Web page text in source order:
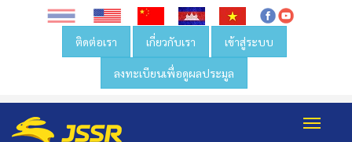
ติดต่อเรา เกี่ยวกับเรา เข้าสู่ระบบ
ลงทะเบียนเพื่อดูผลประมูล